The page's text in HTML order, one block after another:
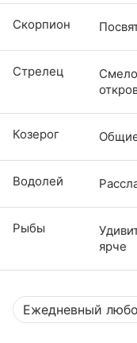
Скорпион
Стрелец
Козерог
Водолей
Рыбы
ярче
Ежедневный